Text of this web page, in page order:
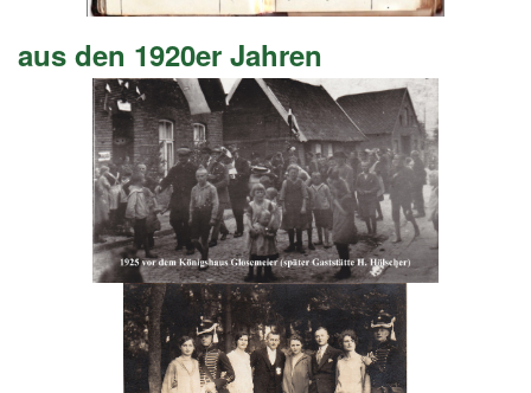
aus den 1920er Jahren